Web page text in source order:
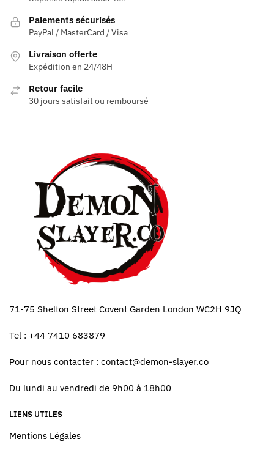
Paiements sécurisés
PayPal / MasterCard / Visa
Livraison offerte
Expédition en 24/48H
Retour facile
30 jours satisfait ou remboursé
71-75 Shelton Street Covent Garden London WC2H 9JQ
Tel : +44 7410 683879
Pour nous contacter : contact@demon-slayer.co
Du lundi au vendredi de 9h00 à 18h00
LIENS UTILES
Mentions Légales